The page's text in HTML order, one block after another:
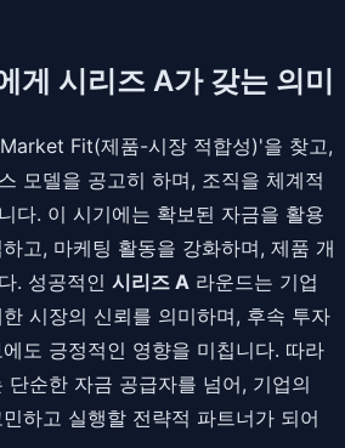
게 시리즈 A가 갖는 의미
Fit(제품-시장 적합성)'을 찾고,
모델을 공고히 하며, 조직을 체계적
다. 이 시기에는 확보된 자금을 활용
고, 마케팅 활동을 강화하며, 제품 개
. 성공적인 시리즈 A 라운드는 기업
시장의 신뢰를 의미하며, 후속 투자
도 긍정적인 영향을 미칩니다. 따라
순한 자금 공급자를 넘어, 기업의
하고 실행할 전략적 파트너가 되어